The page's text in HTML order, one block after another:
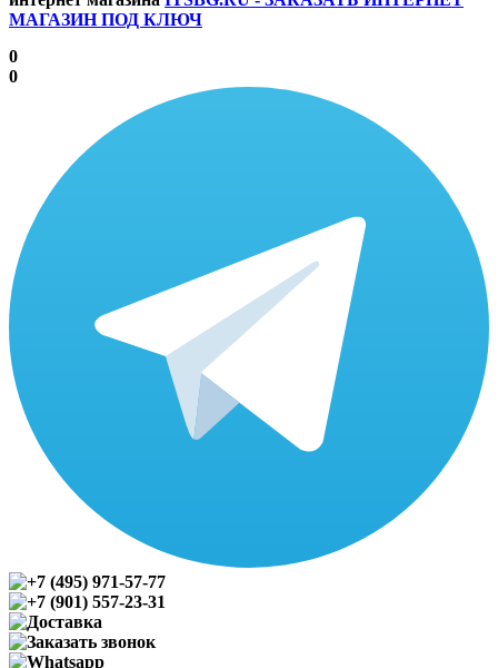
МАГАЗИН ПОД КЛЮЧ
0
0